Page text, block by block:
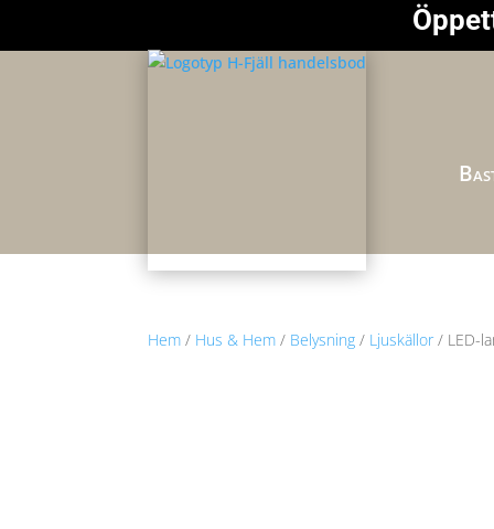
Hem / Hus & Hem / Belysning / Ljuskällor/ LED-